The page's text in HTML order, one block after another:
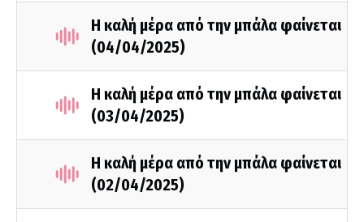
Η καλή μέρα από την μπάλα φαίνεται
(04/04/2025)
Η καλή μέρα από την μπάλα φαίνεται
(03/04/2025)
Η καλή μέρα από την μπάλα φαίνεται
(02/04/2025)